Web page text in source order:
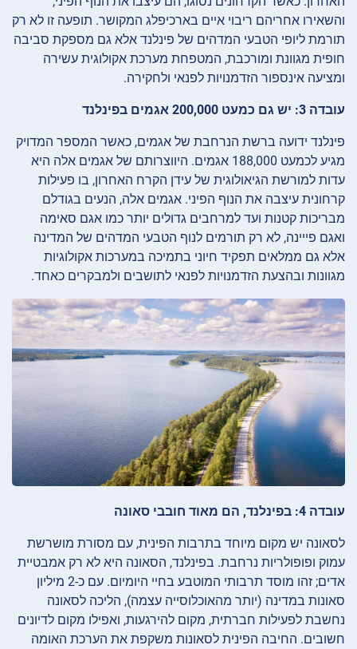
והשאירו אחריהם ריבוי איים בארכיפלג המקושר. תופעה זו לא רק
תורמת ליופי הטבעי המדהים של פינלנד אלא גם מספקת סביבה
חופית מגוונת ומורכבת, המטפחת מערכת אקולוגית עשירה
ומציעה אינספור הזדמנויות לפנאי ולחקירה.
עובדה 3: יש גם כמעט 200,000 אגמים בפינלנד
פינלנד ידועה ברשת הנרחבת של אגמים, כאשר המספר המדויק
מגיע לכמעט 188,000 אגמים. היווצרותם של אגמים אלה היא
עדות למורשת הגיאולוגית של עידן הקרח האחרון, בו פעילות
קרחונית עיצבה את הנוף הפיני. אגמים אלה, הנעים בגודלם
מבריכות קטנות ועד למרחבים גדולים יותר כמו אגם סאימה
ואגם פייינה, לא רק תורמים לנוף הטבעי המדהים של המדינה
אלא גם ממלאים תפקיד חיוני בתמיכה במערכות אקולוגיות
מגוונות ובהצעת הזדמנויות לפנאי לתושבים ולמבקרים כאחד.
עובדה 4: בפינלנד, הם מאוד חובבי סאונה
לסאונה יש מקום מיוחד בתרבות הפינית, עם מסורת מושרשת
עמוק ופופולריות נרחבת. בפינלנד, הסאונה היא לא רק אמבטיית
אדים; זהו מוסד תרבותי המוטבע בחיי היומיום. עם כ-2 מיליון
סאונות במדינה (יותר מהאוכלוסייה עצמה), הליכה לסאונה
נחשבת לפעילות חברתית, מקום להירגעות, ואפילו מקום לדיונים
חשובים. החיבה הפינית לסאונות משקפת את הערכת האומה